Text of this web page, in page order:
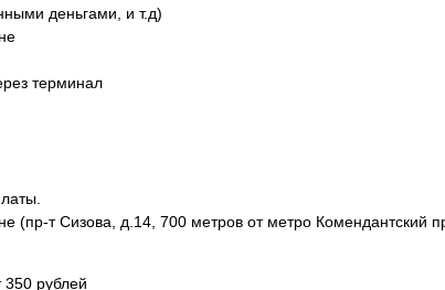
деньгами, и т.д)
терминал
(пр-т Сизова, д.14, 700 метров от метро Комендантский
350 рублей